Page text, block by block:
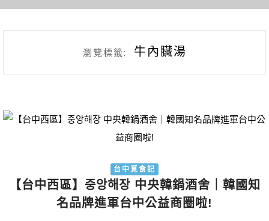
瀏覽標籤: 牛內臟湯
台中覓食記
【台中西區】중앙해장 中央韓鍋酒舍｜韓國知
名品牌進軍台中公益商圈啦!